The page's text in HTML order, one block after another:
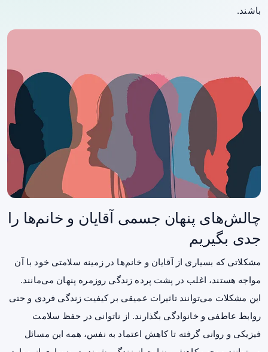
باشند.
چالش‌های پنهان جسمی آقایان و خانم‌ها را
جدی بگیریم
مشکلاتی که بسیاری از آقایان و خانم‌ها در زمینه سلامتی خود با آن
مواجه هستند، اغلب در پشت پرده زندگی روزمره پنهان می‌مانند.
این مشکلات می‌توانند تاثیرات عمیقی بر کیفیت زندگی فردی و حتی
روابط عاطفی و خانوادگی بگذارند. از ناتوانی در حفظ سلامت
فیزیکی و روانی گرفته تا کاهش اعتماد به نفس، همه این مسائل